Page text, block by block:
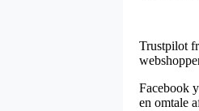
Trustpilot
Facebook
en omtale